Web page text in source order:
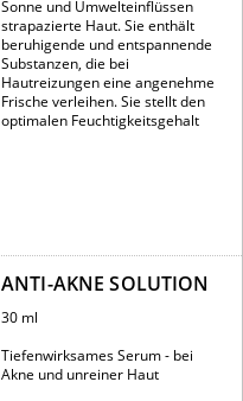
Sonne und Umwelteinflüssen
strapazierte Haut. Sie enthält
beruhigende und entspannende
Substanzen, die bei
Hautreizungen eine angenehme
Frische verleihen. Sie stellt den
optimalen Feuchtigkeitsgehalt
ANTI-AKNE SOLUTION
30 ml
Tiefenwirksames Serum - bei
Akne und unreiner Haut